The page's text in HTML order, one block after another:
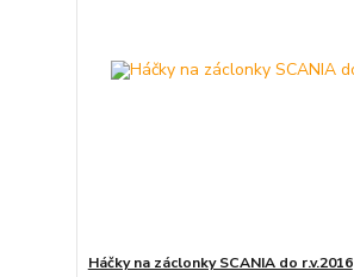
Háčky na záclonky SCANIA do r.v.2016